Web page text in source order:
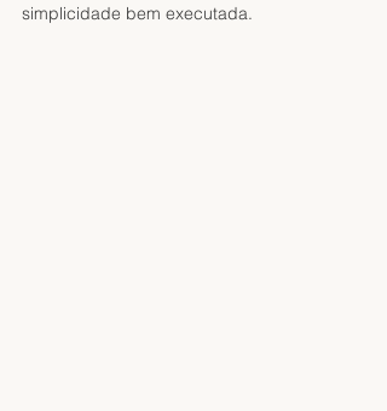
simplicidade bem executada.